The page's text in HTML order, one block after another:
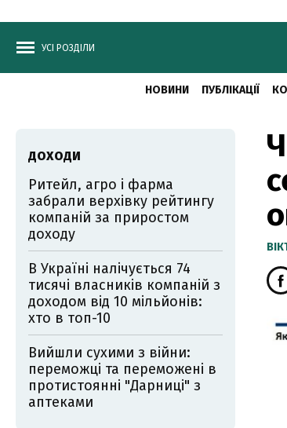
УСІ РОЗДІЛИ
НОВИНИ ПУБЛІКАЦІЇ
ДОХОДИ
Ритейл, агро і фарма
забрали верхівку рейтингу
компаній за приростом
доходу
В Україні налічується 74
тисячі власників компаній з
доходом від 10 мільйонів:
хто в топ-10
Вийшли сухими з війни:
переможці та переможені в
протистоянні "Дарниці" з
аптеками